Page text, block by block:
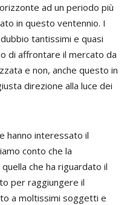
ad un periodo più
in questo ventennio. I
tantissimi e quasi
di affrontare il mercato da
e non, anche questo in
direzione alla luce dei
hanno interessato il
conto che la
che ha riguardato il
per raggiungere il
a moltissimi soggetti e